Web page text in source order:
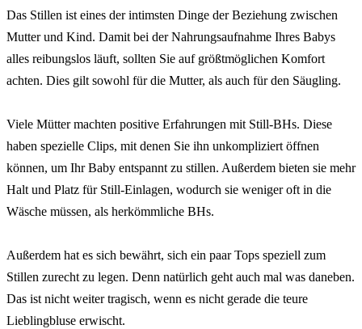
Das Stillen ist eines der intimsten Dinge der Beziehung zwischen
Mutter und Kind. Damit bei der Nahrungsaufnahme Ihres Babys
alles reibungslos läuft, sollten Sie auf größtmöglichen Komfort
achten. Dies gilt sowohl für die Mutter, als auch für den Säugling.
Viele Mütter machten positive Erfahrungen mit Still-BHs. Diese
haben spezielle Clips, mit denen Sie ihn unkompliziert öffnen
können, um Ihr Baby entspannt zu stillen. Außerdem bieten sie mehr
Halt und Platz für Still-Einlagen, wodurch sie weniger oft in die
Wäsche müssen, als herkömmliche BHs.
Außerdem hat es sich bewährt, sich ein paar Tops speziell zum
Stillen zurecht zu legen. Denn natürlich geht auch mal was daneben.
Das ist nicht weiter tragisch, wenn es nicht gerade die teure
Lieblingbluse erwischt.